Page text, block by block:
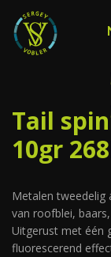
Tail
10gr
Metalen tweedelig
van roofblei,
Uitgerust met één
fluorescerend